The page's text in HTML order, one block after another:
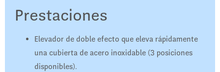
Prestaciones
Elevador de doble efecto que eleva rápidamente
una cubierta de acero inoxidable (3 posiciones
disponibles).